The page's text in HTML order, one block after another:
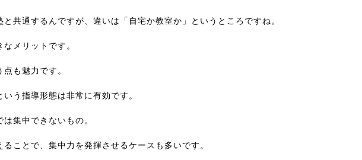
共通するんですが、違いは「自宅か教室か」というところですね。
メリットです。
も魅力です。
う指導形態は非常に有効です。
集中できないもの。
ことで、集中力を発揮させるケースも多いです。